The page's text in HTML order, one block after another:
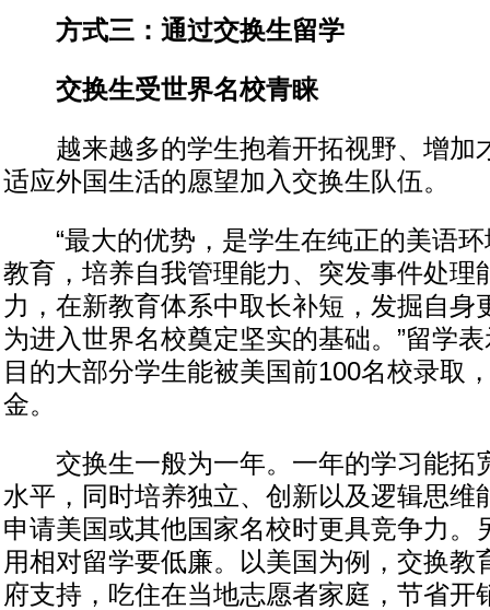
方式三：通过交换生留学
交换生受世界名校青睐
越来越多的学生抱着开拓视野、增加
适应外国生活的愿望加入交换生队伍。
“最大的优势，是学生在纯正的美语环
教育，培养自我管理能力、突发事件处理
力，在新教育体系中取长补短，发掘自身
为进入世界名校奠定坚实的基础。”留学
目的大部分学生能被美国前100名校录取
金。
交换生一般为一年。一年的学习能拓
水平，同时培养独立、创新以及逻辑思维
申请美国或其他国家名校时更具竞争力。
用相对留学要低廉。以美国为例，交换教
府支持，吃住在当地志愿者家庭，节省开